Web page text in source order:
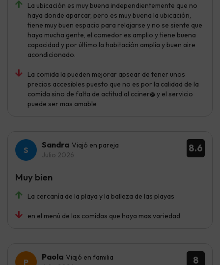
La ubicación es muy buena independientemente que no
haya donde aparcar, pero es muy buena la ubicación,
tiene muy buen espacio para relajarse y no se siente que
haya mucha gente, el comedor es amplio y tiene buena
capacidad y por último la habitación amplia y buen aire
acondicionado.
La comida la pueden mejorar apsear de tener unos
precios accesibles puesto que no es por la calidad de la
comida sino de falta de actitud al cciner@ y el servicio
puede ser mas amable
8.6
Sandra Viajó en pareja
Julio 2026
La cercanía de la playa y la balleza de las playas
en el menú de las comidas que haya mas variedad
Muy bien
8
Paola Viajó en familia